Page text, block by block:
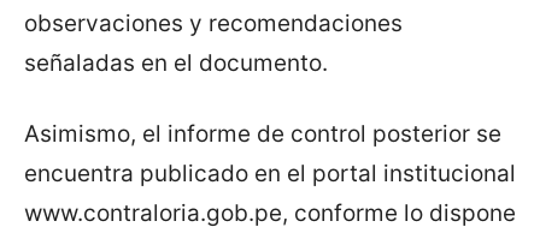
observaciones y recomendaciones
señaladas en el documento.
Asimismo, el informe de control posterior se
encuentra publicado en el portal institucional
www.contraloria.gob.pe, conforme lo dispone